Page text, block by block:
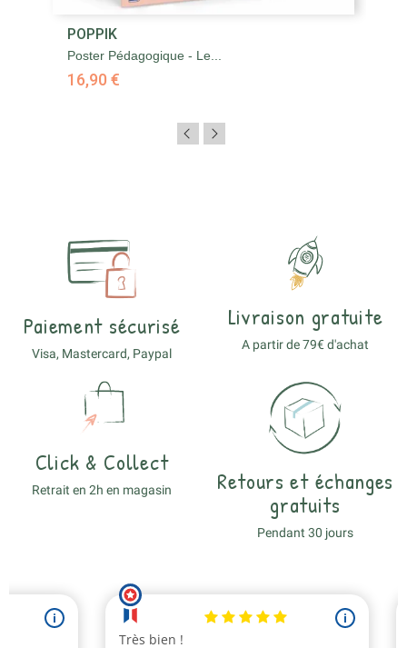
POPPIK
Poster Pédagogique - Le...
16,90 €
Paiement sécurisé
Visa, Mastercard, Paypal
Livraison gratuite
A partir de 79€ d'achat
Click & Collect
Retrait en 2h en magasin
Retours et échanges
gratuits
Pendant 30 jours